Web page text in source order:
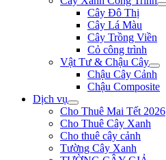
Cây Đô Thị
Cây Lá Màu
Cây Trồng Viền
Cỏ công trình
Vật Tư & Chậu Cây
Chậu Cây Cảnh
Chậu Composite
Dịch vụ
Cho Thuê Mai Tết 2026
Cho Thuê Cây Xanh
Cho thuê cây cảnh
Tường Cây Xanh